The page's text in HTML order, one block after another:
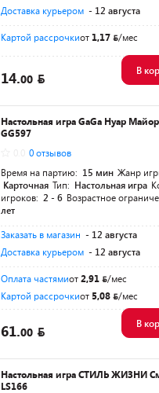
Доставка курьером - 12 августа
Картой рассрочкиот 1,17 /мес
14.00
В
Настольная игра GaGa Нуар
GG597
0 отзывов
Время на партию: 15 мин Жанр
Карточная Тип: Настольная игра
игроков: 2 - 6 Возрастное
лет
Заказать в магазин - 12 августа
Доставка курьером - 12 августа
Оплата частямиот2,91
/мес
Картой рассрочкиот 5,08 /мес
61.00
В
Настольная игра СТИЛЬ ЖИЗНИ
LS166